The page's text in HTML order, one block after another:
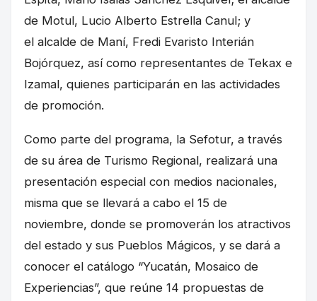
de Motul, Lucio Alberto Estrella Canul; y
el alcalde de Maní, Fredi Evaristo Interián
Bojórquez, así como representantes de Tekax e
Izamal, quienes participarán en las actividades
de promoción.
Como parte del programa, la Sefotur, a través
de su área de Turismo Regional, realizará una
presentación especial con medios nacionales,
misma que se llevará a cabo el 15 de
noviembre, donde se promoverán los atractivos
del estado y sus Pueblos Mágicos, y se dará a
conocer el catálogo “Yucatán, Mosaico de
Experiencias”, que reúne 14 propuestas de